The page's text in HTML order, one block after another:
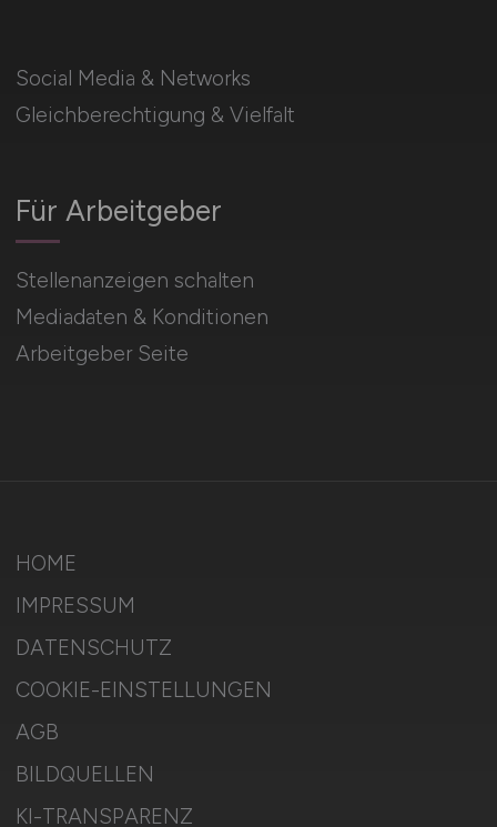
Social Media & Networks
Gleichberechtigung & Vielfalt
Für Arbeitgeber
Stellenanzeigen schalten
Mediadaten & Konditionen
Arbeitgeber Seite
HOME
IMPRESSUM
DATENSCHUTZ
COOKIE-EINSTELLUNGEN
AGB
BILDQUELLEN
KI-TRANSPARENZ